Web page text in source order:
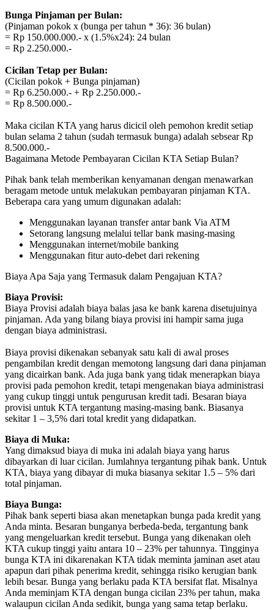
Bunga Pinjaman per Bulan:
(Pinjaman pokok x (bunga per tahun * 36): 36 bulan)
= Rp 150.000.000.- x (1.5%x24): 24 bulan
= Rp 2.250.000.-
Cicilan Tetap per Bulan:
(Cicilan pokok + Bunga pinjaman)
= Rp 6.250.000.- + Rp 2.250.000.-
= Rp 8.500.000.-
Maka cicilan KTA yang harus dicicil oleh pemohon kredit setiap
bulan selama 2 tahun (sudah termasuk bunga) adalah sebsear Rp
8.500.000.-
Bagaimana Metode Pembayaran Cicilan KTA Setiap Bulan?
Pihak bank telah memberikan kenyamanan dengan menawarkan
beragam metode untuk melakukan pembayaran pinjaman KTA.
Beberapa cara yang umum digunakan adalah:
Menggunakan layanan transfer antar bank Via ATM
Setorang langsung melalui tellar bank masing-masing
Menggunakan internet/mobile banking
Menggunakan fitur auto-debet dari rekening
Biaya Apa Saja yang Termasuk dalam Pengajuan KTA?
Biaya Provisi:
Biaya Provisi adalah biaya balas jasa ke bank karena disetujuinya
pinjaman. Ada yang bilang biaya provisi ini hampir sama juga
dengan biaya administrasi.
Biaya provisi dikenakan sebanyak satu kali di awal proses
pengambilan kredit dengan memotong langsung dari dana pinjaman
yang dicairkan bank. Ada juga bank yang tidak menerapkan biaya
provisi pada pemohon kredit, tetapi mengenakan biaya administrasi
yang cukup tinggi untuk pengurusan kredit tadi. Besaran biaya
provisi untuk KTA tergantung masing-masing bank. Biasanya
sekitar 1 – 3,5% dari total kredit yang didapatkan.
Biaya di Muka:
Yang dimaksud biaya di muka ini adalah biaya yang harus
dibayarkan di luar cicilan. Jumlahnya tergantung pihak bank. Untuk
KTA, biaya yang dibayar di muka biasanya sekitar 1.5 – 5% dari
total pinjaman.
Biaya Bunga:
Pihak bank seperti biasa akan menetapkan bunga pada kredit yang
Anda minta. Besaran bunganya berbeda-beda, tergantung bank
yang mengeluarkan kredit tersebut. Bunga yang dikenakan oleh
KTA cukup tinggi yaitu antara 10 – 23% per tahunnya. Tingginya
bunga KTA ini dikarenakan KTA tidak meminta jaminan aset atau
apapun dari pihak penerima kredit, sehingga risiko kerugian bank
lebih besar. Bunga yang berlaku pada KTA bersifat flat. Misalnya
Anda meminjam KTA dengan bunga cicilan 23% per tahun, maka
walaupun cicilan Anda sedikit, bunga yang sama tetap berlaku.